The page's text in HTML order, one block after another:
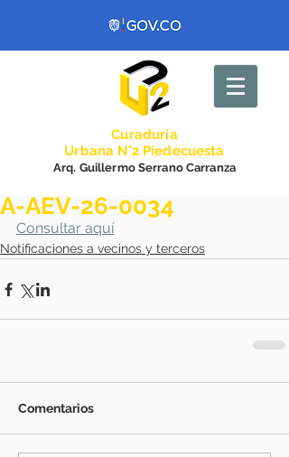
Curaduría
Urbana N°2 Piedecuesta
Arq. Guillermo Serrano Carranza
A-AEV-26-0034
Consultar aquí
Notificaciones a vecinos y terceros
Comentarios